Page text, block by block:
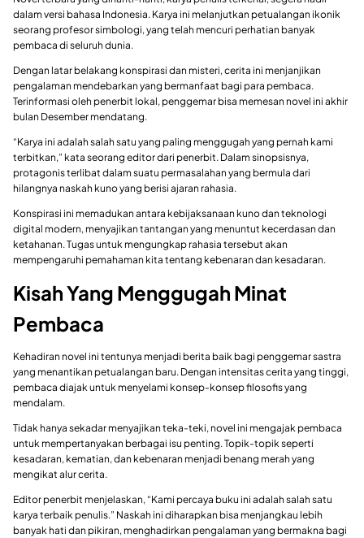
dalam versi bahasa Indonesia. Karya ini melanjutkan petualangan ikonik
seorang profesor simbologi, yang telah mencuri perhatian banyak
pembaca di seluruh dunia.
Dengan latar belakang konspirasi dan misteri, cerita ini menjanjikan
pengalaman mendebarkan yang bermanfaat bagi para pembaca.
Terinformasi oleh penerbit lokal, penggemar bisa memesan novel ini akhir
bulan Desember mendatang.
“Karya ini adalah salah satu yang paling menggugah yang pernah kami
terbitkan,” kata seorang editor dari penerbit. Dalam sinopsisnya,
protagonis terlibat dalam suatu permasalahan yang bermula dari
hilangnya naskah kuno yang berisi ajaran rahasia.
Konspirasi ini memadukan antara kebijaksanaan kuno dan teknologi
digital modern, menyajikan tantangan yang menuntut kecerdasan dan
ketahanan. Tugas untuk mengungkap rahasia tersebut akan
mempengaruhi pemahaman kita tentang kebenaran dan kesadaran.
Kisah Yang Menggugah Minat
Pembaca
Kehadiran novel ini tentunya menjadi berita baik bagi penggemar sastra
yang menantikan petualangan baru. Dengan intensitas cerita yang tinggi,
pembaca diajak untuk menyelami konsep-konsep filosofis yang
mendalam.
Tidak hanya sekadar menyajikan teka-teki, novel ini mengajak pembaca
untuk mempertanyakan berbagai isu penting. Topik-topik seperti
kesadaran, kematian, dan kebenaran menjadi benang merah yang
mengikat alur cerita.
Editor penerbit menjelaskan, “Kami percaya buku ini adalah salah satu
karya terbaik penulis.” Naskah ini diharapkan bisa menjangkau lebih
banyak hati dan pikiran, menghadirkan pengalaman yang bermakna bagi